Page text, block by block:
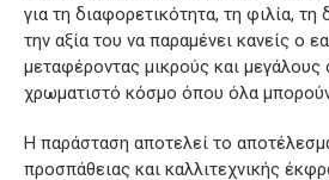
για τη διαφορετικότητα, τη φιλία, τη
την αξία του να παραμένει κανείς ο
μεταφέροντας μικρούς και μεγάλους
χρωματιστό κόσμο όπου όλα
Η παράσταση αποτελεί το
προσπάθειας και καλλιτεχνικής